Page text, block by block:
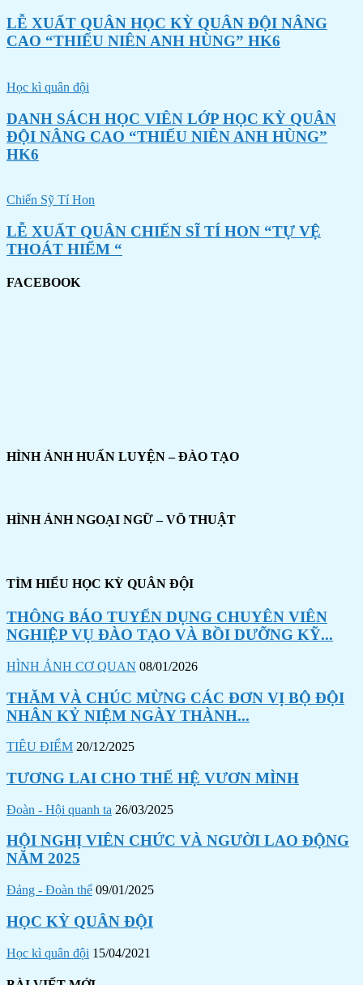
LỄ XUẤT QUÂN HỌC KỲ QUÂN ĐỘI NÂNG
CAO “THIẾU NIÊN ANH HÙNG” HK6
Học kì quân đội
DANH SÁCH HỌC VIÊN LỚP HỌC KỲ QUÂN
ĐỘI NÂNG CAO “THIẾU NIÊN ANH HÙNG”
HK6
Chiến Sỹ Tí Hon
LỄ XUẤT QUÂN CHIẾN SĨ TÍ HON “TỰ VỆ
THOÁT HIỂM “
FACEBOOK
HÌNH ẢNH HUẤN LUYỆN – ĐÀO TẠO
HÌNH ẢNH NGOẠI NGỮ – VÕ THUẬT
TÌM HIỂU HỌC KỲ QUÂN ĐỘI
THÔNG BÁO TUYỂN DỤNG CHUYÊN VIÊN
NGHIỆP VỤ ĐÀO TẠO VÀ BỒI DƯỠNG KỸ...
HÌNH ẢNH CƠ QUAN 08/01/2026
THĂM VÀ CHÚC MỪNG CÁC ĐƠN VỊ BỘ ĐỘI
NHÂN KỶ NIỆM NGÀY THÀNH...
TIÊU ĐIỂM 20/12/2025
TƯƠNG LAI CHO THẾ HỆ VƯƠN MÌNH
Đoàn - Hội quanh ta 26/03/2025
HỘI NGHỊ VIÊN CHỨC VÀ NGƯỜI LAO ĐỘNG
NĂM 2025
Đảng - Đoàn thể 09/01/2025
HỌC KỲ QUÂN ĐỘI
Học kì quân đội 15/04/2021